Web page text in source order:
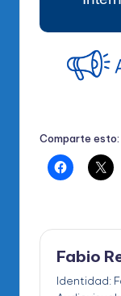
Comparte esto:
Fabio
Identidad: